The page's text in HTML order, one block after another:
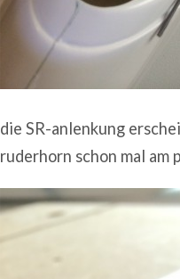
die SR-anlenkung
ruderhorn schon mal